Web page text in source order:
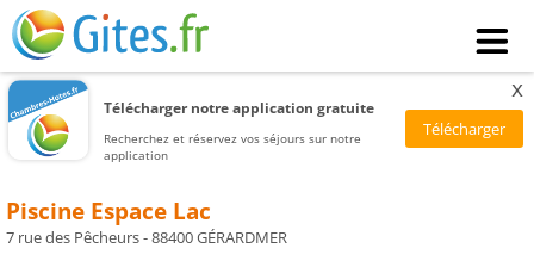
Télécharger notre application gratuite
Recherchez et réservez vos séjours sur notre
application
x
Piscine Espace Lac
7 rue des Pêcheurs - 88400 GÉRARDMER